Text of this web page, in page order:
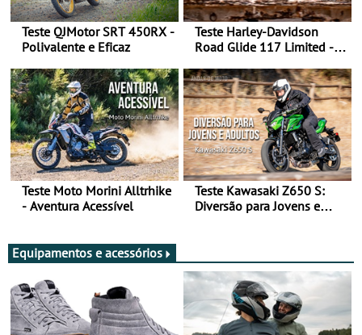
Teste QJMotor SRT 450RX -
Polivalente e Eficaz
Teste Harley-Davidson
Road Glide 117 Limited - A
Teste Moto Morini Alltrhike
- Aventura Acessível
Teste Kawasaki Z650 S:
Diversão para Jovens e
Equipamentos e acessórios